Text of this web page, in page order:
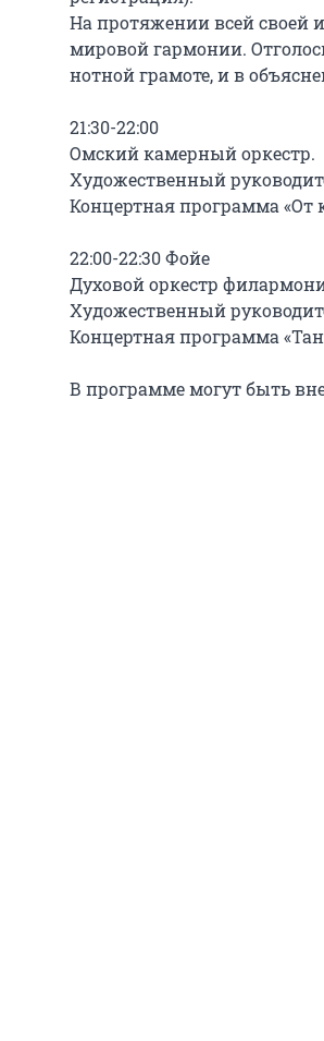
На протяжении всей своей
мировой гармонии.
нотной грамоте, и в
21:30-22:00
Омский камерный оркестр.
Художественный
Концертная программа «От
22:00-22:30 Фойе
Духовой оркестр
Художественный
Концертная программа
В программе могут быть